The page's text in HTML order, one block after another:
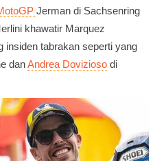
Jerman di Sachsenring
khawatir Marquez
insiden tabrakan seperti yang
danAndrea Dovizioso di